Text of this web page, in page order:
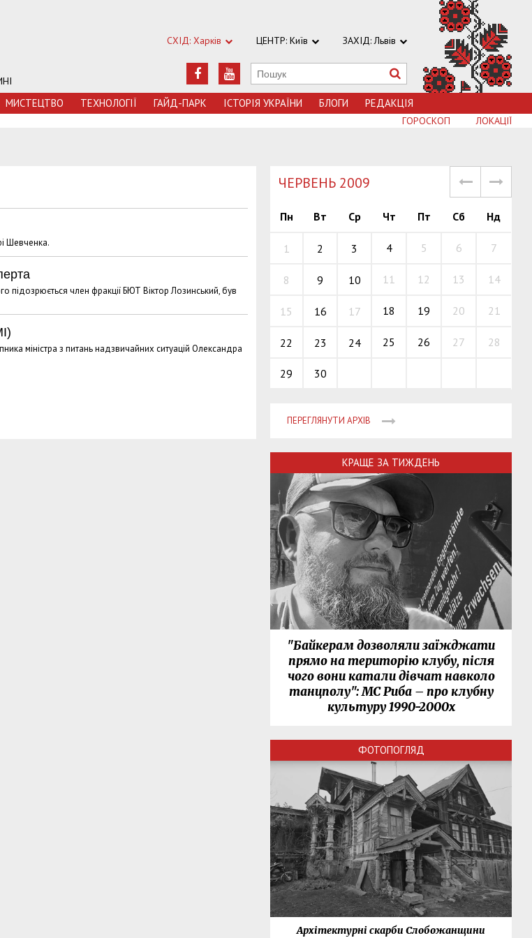
СХІД: Харків ЦЕНТР: Київ ЗАХІД: Львів
МИСТЕЦТВО ТЕХНОЛОГIЇ ГАЙД-ПАРК ІСТОРІЯ УКРАЇНИ БЛОГИ РЕДАКЦІЯ
ЛОКАЦІЇ
ГОРОСКОП
Шевченка.
підозрюється член фракції БЮТ Віктор Лозинський, був
міністра з питань надзвичайних ситуацій Олександра
ЧЕРВЕНЬ 2009
Пн Вт Ср Чт Пт Сб Нд
1 2 3 4 5 6 7
8 9 10 11 12 13 14
15 16 17 18 19 20 21
22 23 24 25 26 27 28
29 30
ПЕРЕГЛЯНУТИ АРХІВ
КРАЩЕ ЗА ТИЖДЕНЬ
"Байкерам дозволяли заїжджати
прямо на територію клубу, після
чого вони катали дівчат навколо
танцполу": МС Риба – про клубну
культуру 1990-2000х
ФОТОПОГЛЯД
Архітектурні скарби Слобожанщини